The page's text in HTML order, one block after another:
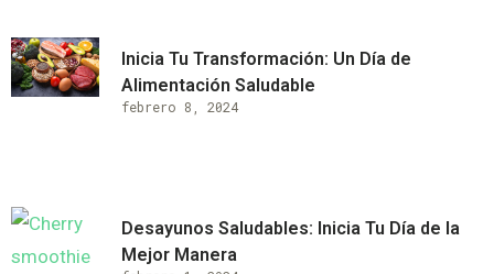
Inicia Tu Transformación: Un Día de
Alimentación Saludable
febrero 8, 2024
Desayunos Saludables: Inicia Tu Día de la
Mejor Manera